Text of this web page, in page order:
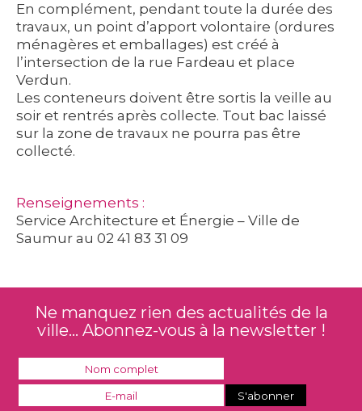
En complément, pendant toute la durée des
travaux, un point d’apport volontaire (ordures
ménagères et emballages) est créé à
l’intersection de la rue Fardeau et place
Verdun.
Les conteneurs doivent être sortis la veille au
soir et rentrés après collecte. Tout bac laissé
sur la zone de travaux ne pourra pas être
collecté.
Renseignements :
Service Architecture et Énergie – Ville de
Saumur au 02 41 83 31 09
Ne manquez rien des actualités de la
ville... Abonnez-vous à la newsletter !